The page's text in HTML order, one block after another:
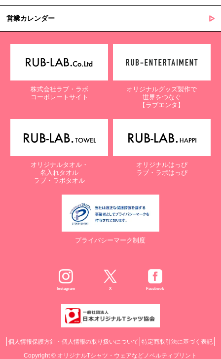
営業カレンダー
株式会社ラブ・ラボ
コーポレートサイト
オリジナルグッズ製作で
世界をつなぐ
【ラブエンタ】
オリジナルタオル・
名入れタオル
ラブ・ラボタオル
オリジナルはっぴ
ラブ・ラボはっぴ
プライバシーマーク制度
Instagram X Facebook
個人情報保護方針・個人情報の取り扱いについて 特定商取引法に基づく表記
Copyright © オリジナルTシャツ・ウェアなどノベルティプリント